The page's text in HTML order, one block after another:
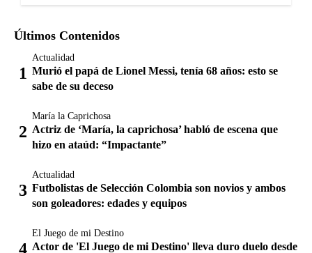
Últimos Contenidos
Actualidad
Murió el papá de Lionel Messi, tenía 68 años: esto se
sabe de su deceso
María la Caprichosa
Actriz de ‘María, la caprichosa’ habló de escena que
hizo en ataúd: “Impactante”
Actualidad
Futbolistas de Selección Colombia son novios y ambos
son goleadores: edades y equipos
El Juego de mi Destino
Actor de 'El Juego de mi Destino' lleva duro duelo desde